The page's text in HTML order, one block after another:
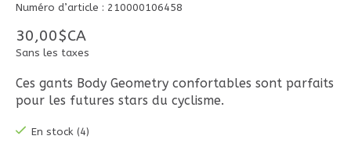
Numéro d’article : 210000106458
30,00$CA
Sans les taxes
Ces gants Body Geometry confortables sont parfaits
pour les futures stars du cyclisme.
En stock (4)